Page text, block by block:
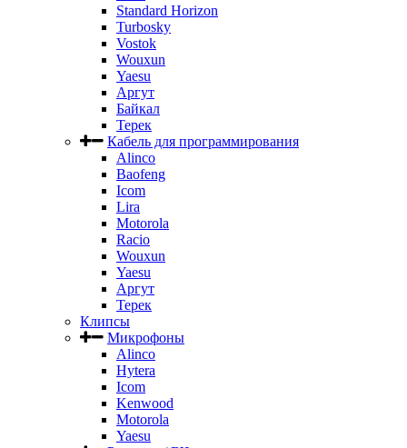
Standard Horizon
Turbosky
Vostok
Wouxun
Yaesu
Аргут
Байкал
Терек
Кабель для программирования
Alinco
Baofeng
Icom
Lira
Motorola
Racio
Wouxun
Yaesu
Аргут
Терек
Клипсы
Микрофоны
Alinco
Hytera
Icom
Kenwood
Motorola
Yaesu